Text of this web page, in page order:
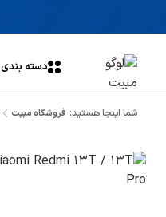
دسته بندی
شما اینجا هستید: فروشگاه مبیت